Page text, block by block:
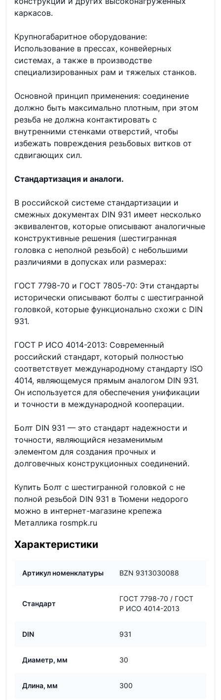
каркасов.
Крупногабаритное оборудование:
Использование в прессах, конвейерных
системах, а также в производстве
специализированных рам и тяжелых станков.
Основной принцип применения: соединение
должно быть максимально плотным, при этом
резьба не должна контактировать с
внутренними стенками отверстий, чтобы
избежать повреждения резьбовых витков от
сдвигающих сил.
Стандартизация и аналоги.
В российской системе стандартизации и
смежных документах DIN 931 имеет несколько
эквивалентов, которые описывают аналогичные
конструктивные решения (шестигранная
головка с неполной резьбой) с небольшими
различиями в допусках или размерах:
ГОСТ 7798-70 и ГОСТ 7805-70: Эти стандарты
исторически описывают болты с шестигранной
головкой, которые функционально схожи с DIN
931.
ГОСТ Р ИСО 4014-2013: Современный
российский стандарт, который полностью
соответствует международному стандарту ISO
4014, являющемуся прямым аналогом DIN 931.
Он используется для обеспечения унификации
и точности в международной кооперации.
Болт DIN 931 — это стандарт надежности и
точности, являющийся незаменимым
элементом для создания прочных и
долговечных конструкционных соединений.
Купить Болт с шестигранной головкой с не
полной резьбой DIN 931 в Тюмени недорого
можно в интернет-магазине крепежа
Металлика rosmpk.ru
Характеристики
Артикул номенклатуры BZN 9313030088
Стандарт
ГОСТ 7798-70 / ГОСТ
Р ИСО 4014-2013
DIN 931
Диаметр, мм 30
Длина, мм 300